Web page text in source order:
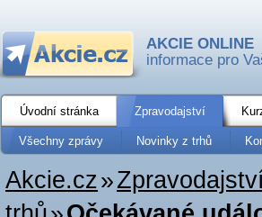
AKCIE ONLINE
informace pro
Úvodní stránka Zpravodajství
Všechny zprávy Novinky z trhů
Akcie.cz»